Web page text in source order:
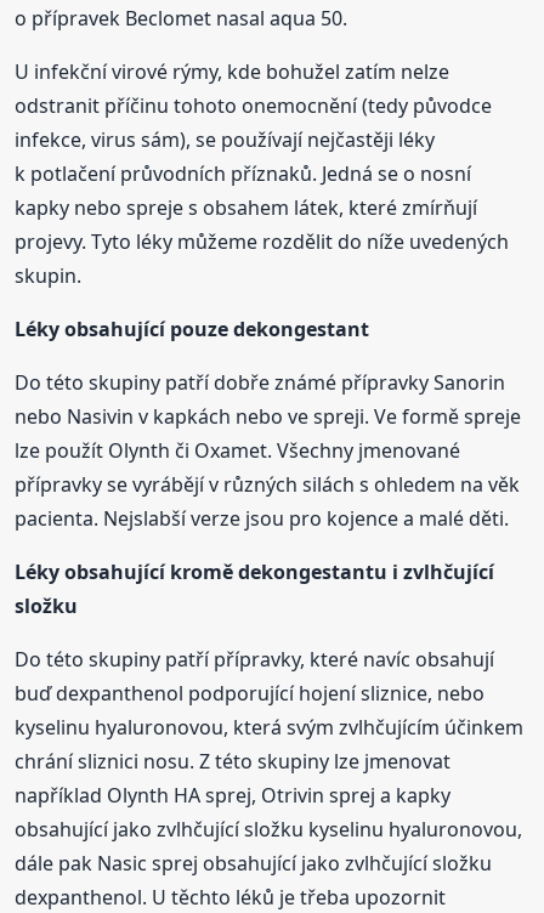
o přípravek Beclomet nasal aqua 50.
U infekční virové rýmy, kde bohužel zatím nelze
odstranit příčinu tohoto onemocnění (tedy původce
infekce, virus sám), se používají nejčastěji léky
k potlačení průvodních příznaků. Jedná se o nosní
kapky nebo spreje s obsahem látek, které zmírňují
projevy. Tyto léky můžeme rozdělit do níže uvedených
skupin.
Léky obsahující pouze dekongestant
Do této skupiny patří dobře známé přípravky Sanorin
nebo Nasivin v kapkách nebo ve spreji. Ve formě spreje
lze použít Olynth či Oxamet. Všechny jmenované
přípravky se vyrábějí v různých silách s ohledem na věk
pacienta. Nejslabší verze jsou pro kojence a malé děti.
Léky obsahující kromě dekongestantu i zvlhčující
složku
Do této skupiny patří přípravky, které navíc obsahují
buď dexpanthenol podporující hojení sliznice, nebo
kyselinu hyaluronovou, která svým zvlhčujícím účinkem
chrání sliznici nosu. Z této skupiny lze jmenovat
například Olynth HA sprej, Otrivin sprej a kapky
obsahující jako zvlhčující složku kyselinu hyaluronovou,
dále pak Nasic sprej obsahující jako zvlhčující složku
dexpanthenol. U těchto léků je třeba upozornit